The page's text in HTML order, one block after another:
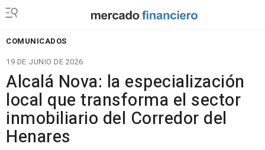
COMUNICADOS
19 DE JUNIO DE 2026
Alcalá Nova: la especialización
local que transforma el sector
inmobiliario del Corredor del
Henares